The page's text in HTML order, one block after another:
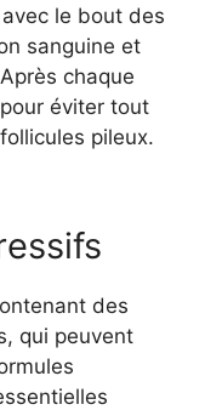
le bout des
sanguine et
chaque
éviter tout
pileux.
des
qui peuvent